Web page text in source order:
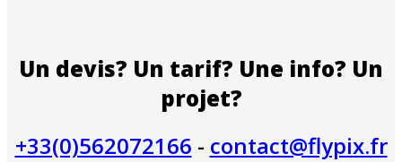
Un devis? Un tarif? Une info? Un
projet?
+33(0)562072166 - contact@flypix.fr